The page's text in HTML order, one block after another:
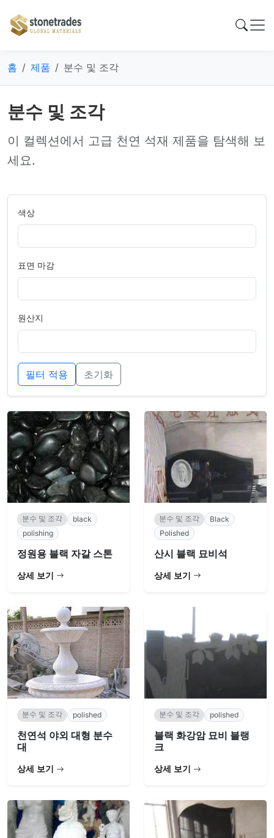
홈 제품 분수 및 조각
분수 및 조각
이 컬렉션에서 고급 천연 석재 제품을 탐색해 보
세요.
색상
표면 마감
원산지
필터 적용 초기화
분수 및 조각
black
polishing
정원용 블랙 자갈 스톤
상세 보기
분수 및 조각
Black
Polished
산시 블랙 묘비석
상세 보기
분수 및 조각 polished
천연석 야외 대형 분수
대
상세 보기
분수 및 조각 polished
블랙 화강암 묘비 블랭
크
상세 보기